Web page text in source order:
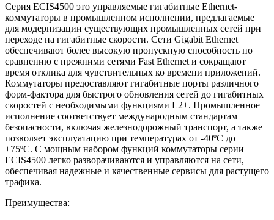
Серия ECIS4500 это управляемые гигабитные Ethernet-
коммутаторы в промышленном исполнении, предлагаемые
для модернизации существующих промышленных сетей при
переходе на гигабитные скорости. Сети Gigabit Ethernet
обеспечивают более высокую пропускную способность по
сравнению с прежними сетями Fast Ethernet и сокращают
время отклика для чувствительных ко времени приложений.
Коммутаторы предоставляют гигабитные порты различного
форм-фактора для быстрого обновления сетей до гигабитных
скоростей с необходимыми функциями L2+. Промышленное
исполнение соответствует международным стандартам
безопасности, включая железнодорожный транспорт, а также
позволяет эксплуатацию при температурах от -40ºC до
+75ºC. С мощным набором функций коммутаторы серии
ECIS4500 легко разворачиваются и управляются на сети,
обеспечивая надежные и качественные сервисы для растущего
трафика.
Преимущества: